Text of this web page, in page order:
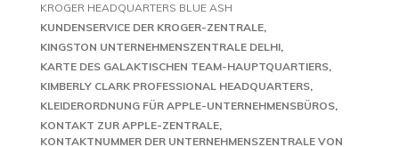
KROGER HEADQUARTERS BLUE ASH
KUNDENSERVICE DER KROGER-ZENTRALE
KINGSTON UNTERNEHMENSZENTRALE DELHI
KARTE DES GALAKTISCHEN TEAM-HAUPTQUARTIERS
KIMBERLY CLARK PROFESSIONAL HEADQUARTERS
KLEIDERORDNUNG FÜR APPLE-UNTERNEHMENSBÜROS
KONTAKT ZUR APPLE-ZENTRALE
KONTAKTNUMMER DER UNTERNEHMENSZENTRALE VON